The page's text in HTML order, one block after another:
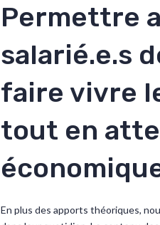
Permettre
salarié.e.s
faire vivre
tout en
En plus des apports théoriques,